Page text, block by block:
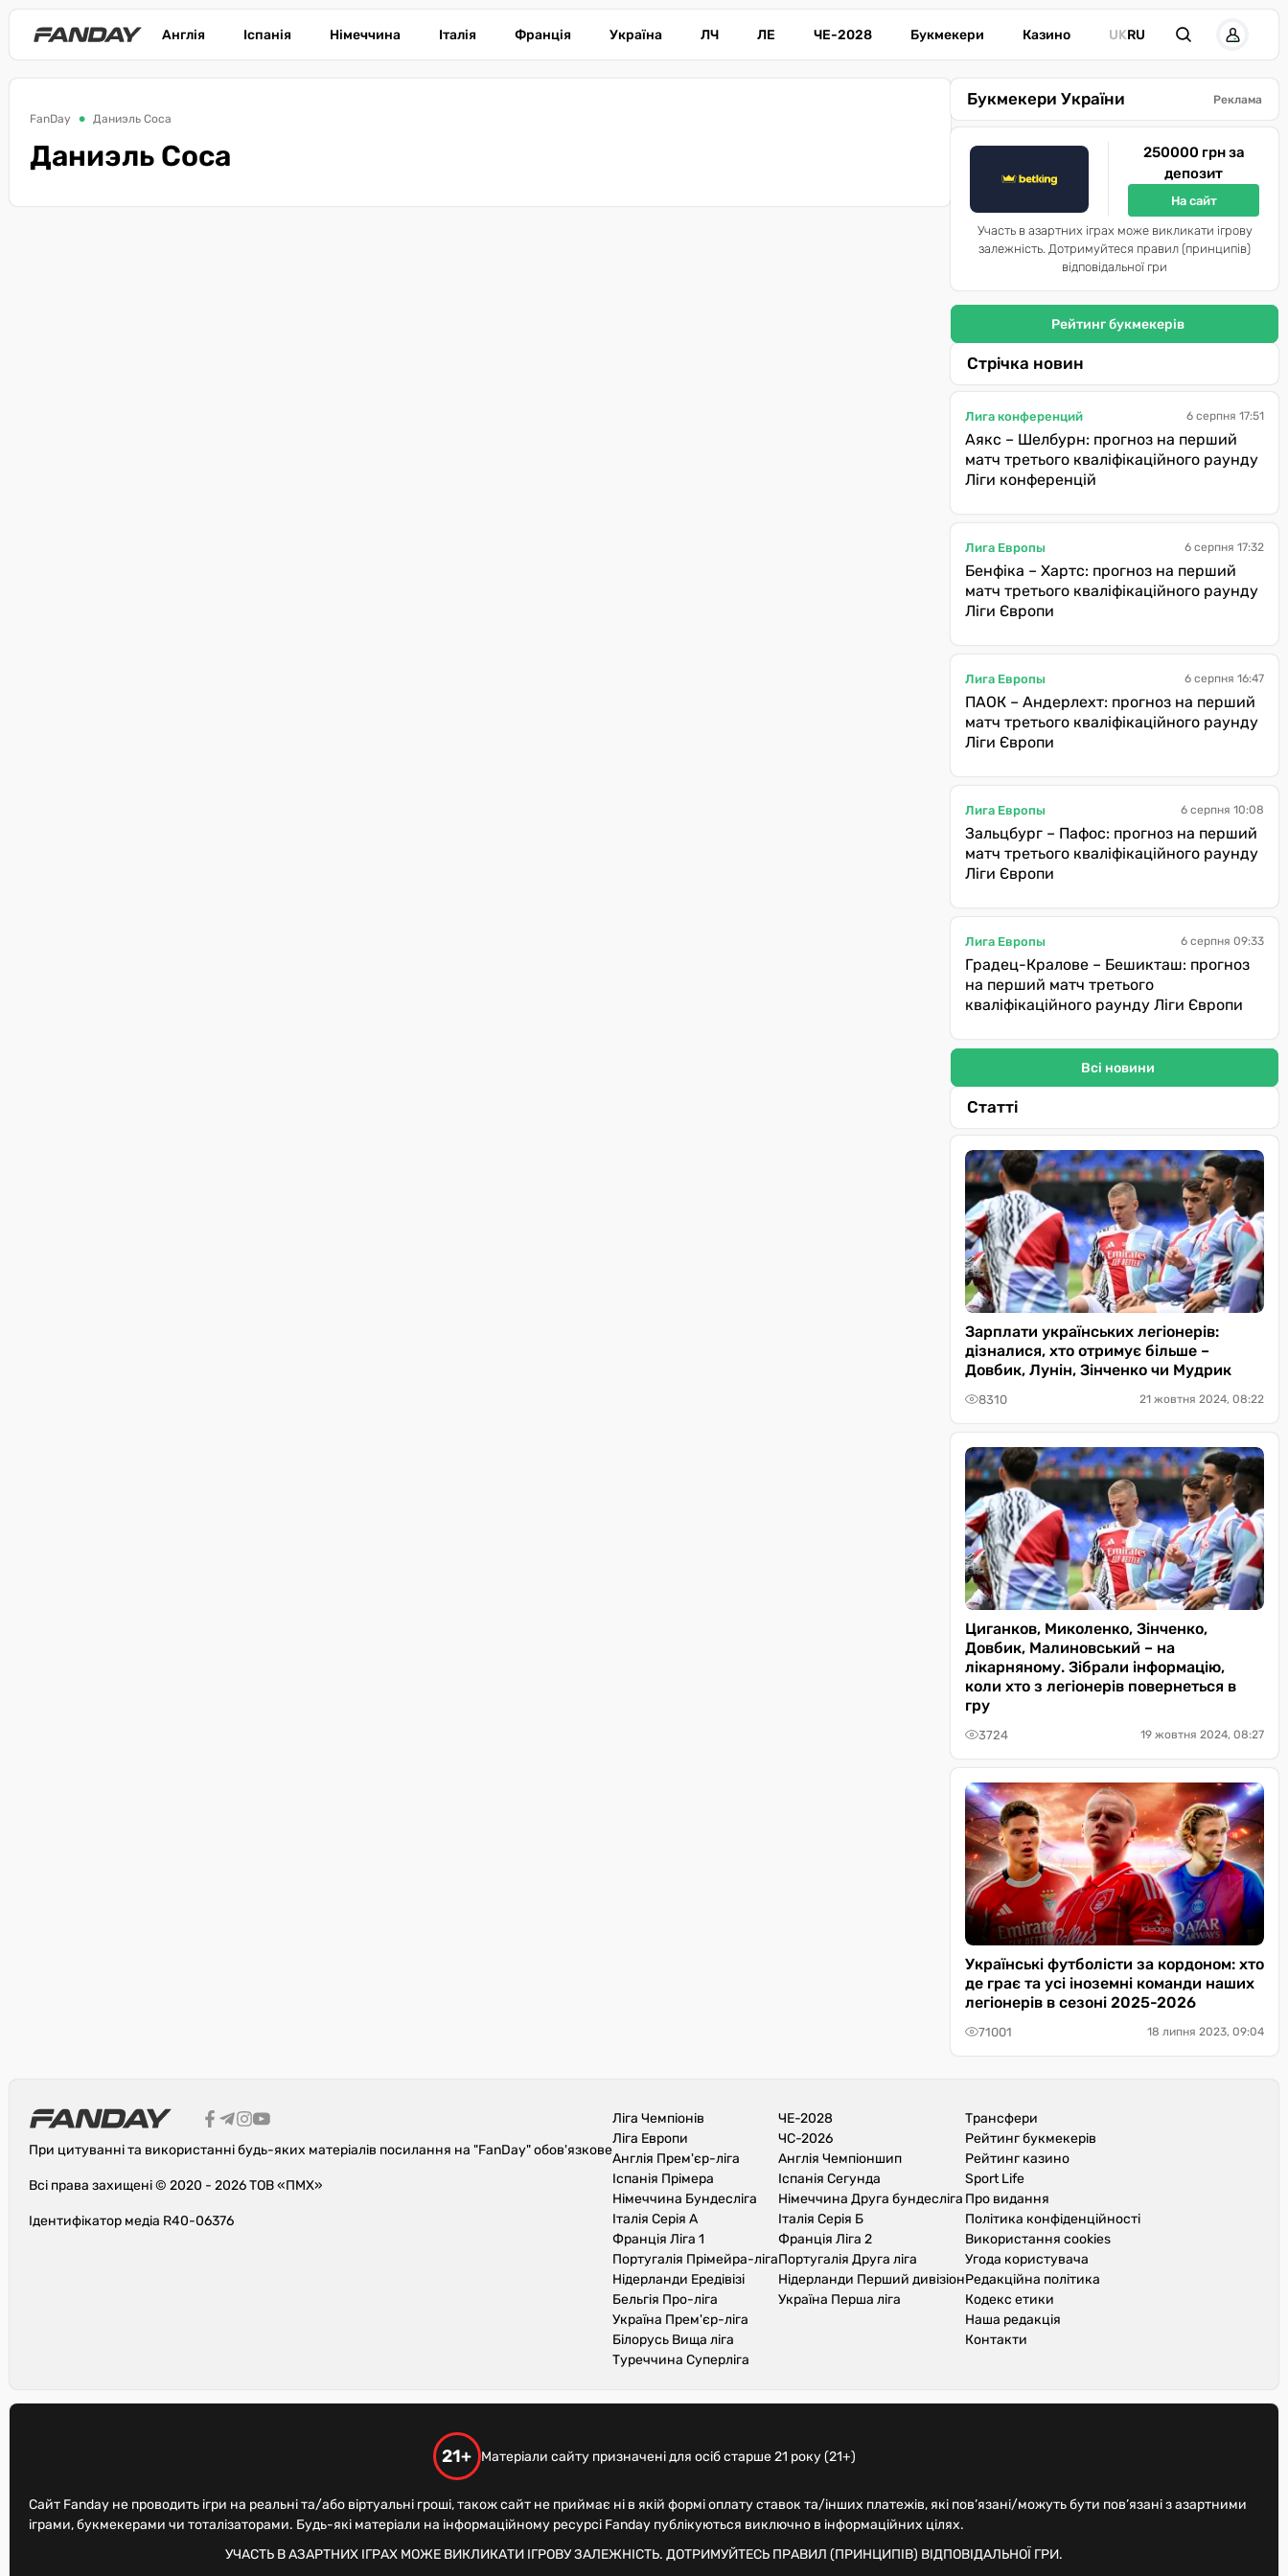
Англія Іспанія Німеччина Італія Франція Україна ЛЧ ЛЕ ЧЕ-2028 Букмекери Казино UKRU
FanDay Даниэль Соса
Даниэль Соса
Букмекери України Реклама
250000 грн за
депозит
На сайт
Участь в азартних іграх може викликати ігрову
залежність. Дотримуйтеся правил (принципів)
відповідальної гри
Рейтинг букмекерів
Стрічка новин
Лига конференций 6 серпня 17:51
Аякс – Шелбурн: прогноз на перший
матч третього кваліфікаційного раунду
Ліги конференцій
Лига Европы 6 серпня 17:32
Бенфіка – Хартс: прогноз на перший
матч третього кваліфікаційного раунду
Ліги Європи
Лига Европы 6 серпня 16:47
ПАОК – Андерлехт: прогноз на перший
матч третього кваліфікаційного раунду
Ліги Європи
Лига Европы 6 серпня 10:08
Зальцбург – Пафос: прогноз на перший
матч третього кваліфікаційного раунду
Ліги Європи
Лига Европы 6 серпня 09:33
Градец-Кралове – Бешикташ: прогноз
на перший матч третього
кваліфікаційного раунду Ліги Європи
Всі новини
Статті
Зарплати українських легіонерів:
дізналися, хто отримує більше –
Довбик, Лунін, Зінченко чи Мудрик
8310 21 жовтня 2024, 08:22
Циганков, Миколенко, Зінченко,
Довбик, Малиновський – на
лікарняному. Зібрали інформацію,
коли хто з легіонерів повернеться в
гру
3724 19 жовтня 2024, 08:27
Українські футболісти за кордоном: хто
де грає та усі іноземні команди наших
легіонерів в сезоні 2025-2026
71001 18 липня 2023, 09:04
При цитуванні та використанні будь-яких матеріалів посилання на "FanDay" обов'язкове
Всі права захищені © 2020 - 2026 ТОВ «ПМХ»
Ідентифікатор медіа R40-06376
Ліга Чемпіонів
Ліга Европи
Англія Прем'єр-ліга
Іспанія Прімера
Німеччина Бундесліга
Італія Серія А
Франція Ліга 1
Португалія Прімейра-ліга
Нідерланди Ередівізі
Бельгія Про-ліга
Україна Прем'єр-ліга
Білорусь Вища ліга
Туреччина Суперліга
ЧЕ-2028
ЧС-2026
Англія Чемпіоншип
Іспанія Сегунда
Німеччина Друга бундесліга
Італія Серія Б
Франція Ліга 2
Португалія Друга ліга
Нідерланди Перший дивізіон
Україна Перша ліга
Трансфери
Рейтинг букмекерів
Рейтинг казино
Sport Life
Про видання
Політика конфіденційності
Використання cookies
Угода користувача
Редакційна політика
Кодекс етики
Наша редакція
Контакти
21+ Матеріали сайту призначені для осіб старше 21 року (21+)
Сайт Fanday не проводить ігри на реальні та/або віртуальні гроші, також сайт не приймає ні в якій формі оплату ставок та/інших платежів, які пов’язані/можуть бути пов’язані з азартними
іграми, букмекерами чи тоталізаторами. Будь-які матеріали на інформаційному ресурсі Fanday публікуються виключно в інформаційних цілях.
УЧАСТЬ В АЗАРТНИХ ІГРАХ МОЖЕ ВИКЛИКАТИ ІГРОВУ ЗАЛЕЖНІСТЬ. ДОТРИМУЙТЕСЬ ПРАВИЛ (ПРИНЦИПІВ) ВІДПОВІДАЛЬНОЇ ГРИ.